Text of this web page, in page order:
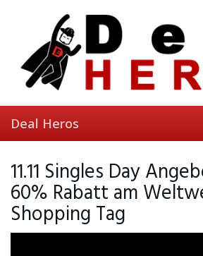
Deal Heros
11.11 Singles Day
60% Rabatt am
Shopping Tag